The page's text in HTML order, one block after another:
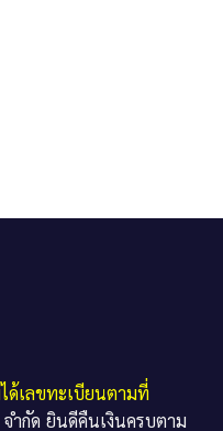
ด้เลขทะเบียนตามที่
ำกัด ยินดีคืนเงินครบตาม